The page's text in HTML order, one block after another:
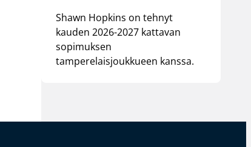
Shawn Hopkins on tehnyt
kauden 2026-2027 kattavan
sopimuksen
tamperelaisjoukkueen kanssa.